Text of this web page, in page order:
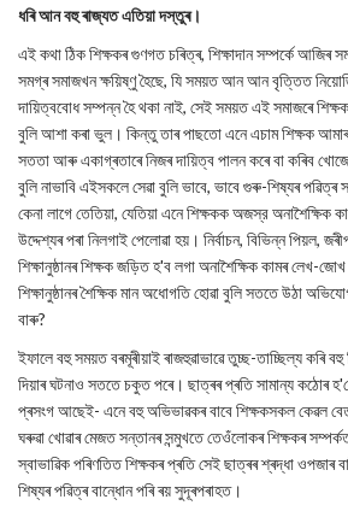
ধৰি আন বহু ৰাজ্যত এতিয়া দস্তুৰ।
এই কথা ঠিক শিক্ষকৰ গুণগত চৰিত্ৰ, শিক্ষাদান সম্পর্কে আজিৰ
সমগ্ৰ সমাজখন ক্ষয়িষ্ণু হৈছে, যি সময়ত আন আন বৃত্তিত
দায়িত্ববোধ সম্পন্ন হৈ থকা নাই, সেই সময়ত এই সমাজৰে
বুলি আশা কৰা ভুল। কিন্তু তাৰ পাছতো এনে এচাম শিক্ষক আমাৰ
সততা আৰু একাগ্ৰতাৰে নিজৰ দায়িত্ব পালন কৰে বা কৰিব
বুলি নাভাবি এইসকলে সেৱা বুলি ভাবে, ভাবে গুৰু-শিষ্যৰ
কেনা লাগে তেতিয়া, যেতিয়া এনে শিক্ষকক অজস্র অনাশৈক্ষিক
উদ্দেশ্যৰ পৰা নিলগাই পেলোৱা হয়। নির্বাচন, বিভিন্ন পিয়ল,
শিক্ষানুষ্ঠানৰ শিক্ষক জড়িত হ'ব লগা অনাশৈক্ষিক কামৰ লেখ-
শিক্ষানুষ্ঠানৰ শৈক্ষিক মান অধোগতি হোৱা বুলি সততে উঠা
বাৰু?
ইফালে বহু সময়ত বৰমূৰীয়াই ৰাজহুৱাভাৱে তুচ্ছ-তাচ্ছিল্য কৰি
দিয়াৰ ঘটনাও সততে চকুত পৰে। ছাত্ৰৰ প্ৰতি সামান্য কঠোৰ
প্ৰসংগ আছেই- এনে বহু অভিভাৱকৰ বাবে শিক্ষকসকল কেৱল
ঘৰুৱা খোৱাৰ মেজত সন্তানৰ সন্মুখতে তেওঁলোকৰ শিক্ষকৰ সম্পৰ্কত
স্বাভাৱিক পৰিণতিত শিক্ষকৰ প্ৰতি সেই ছাত্ৰৰ শ্ৰদ্ধা
শিষ্যৰ পৱিত্ৰ বান্ধোন পৰি ৰয় সুদূৰপৰাহত।